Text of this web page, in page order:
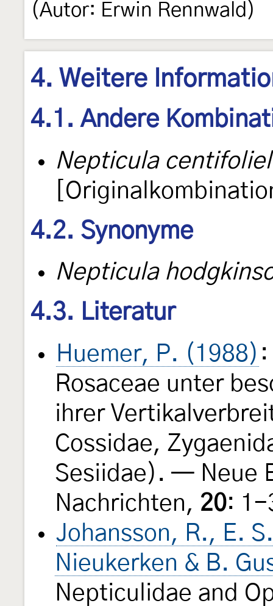
(Autor: Erwin Rennwald)
4. Weitere
4.1. Andere
Nepticula
4.2. Synonyme
Nepticula
4.3. Literatur
Huemer, P. (1988)
Rosaceae unter
ihrer
Cossidae,
Sesiidae). — Neue
Nachrichten, 20:
Johansson, R., E.
Nieukerken & B.
Nepticulidae and